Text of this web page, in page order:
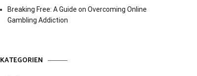
Breaking Free: A Guide on Overcoming Online
Gambling Addiction
KATEGORIEN